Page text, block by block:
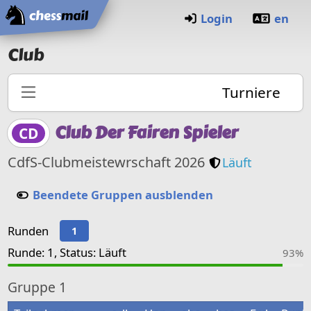
Startseite
Login en
Club
Turniere
CD Club Der Fairen Spieler
CdfS-Clubmeistewrschaft 2026 Nur für
Läuft
Beendete Gruppen ausblenden
Runden 1
Runde: 1, Status: Läuft 93%
Gruppe 1